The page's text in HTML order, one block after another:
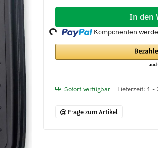
In den
Loading... Komponenten
Sofort verfügbar Lieferzeit: 1 -
Frage zum Artikel